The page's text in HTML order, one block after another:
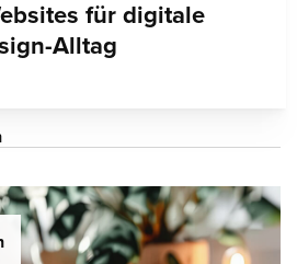
für digitale
Alltag